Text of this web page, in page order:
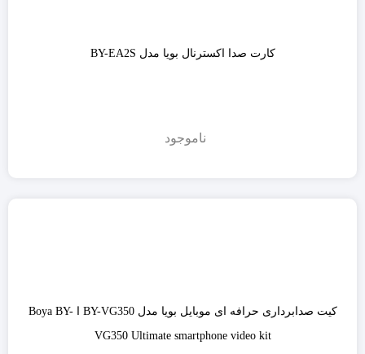
کارت صدا اکسترنال بویا مدل BY-EA2S
ناموجود
کیت صدابرداری حرافه ای موبایل بویا مدل BY-VG350 ا Boya BY-
VG350 Ultimate smartphone video kit